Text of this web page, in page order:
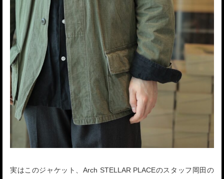
実はこのジャケット、Arch STELLAR PLACEのスタッフ岡田の